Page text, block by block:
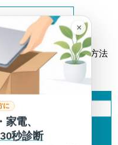
HPへ >
為にも、正しい回収方法
×
に
電、
秒診断